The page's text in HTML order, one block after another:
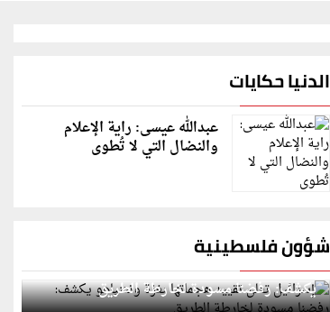
الدنيا حكايات
عبدالله عيسى: راية الإعلام
والنضال التي لا تُطوى
شؤون فلسطينية
إسرائيل تعلن تقييد هجماتها بغزة ونتنياهو
يكشف: رفضنا مسودة لخارطة الطريق